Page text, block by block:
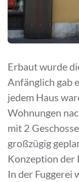
Erbaut wurde
Anfänglich gab
jedem Haus
Wohnungen
mit 2
großzügig
Konzeption der
In der Fuggerei